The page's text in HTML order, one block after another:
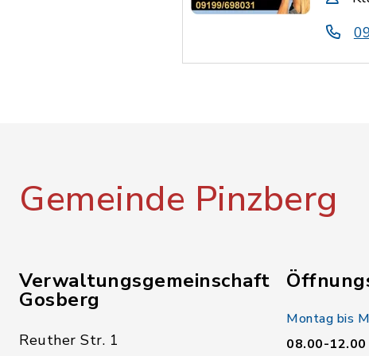
Gemeinde Pinzberg
Verwaltungsgemeinschaft
Gosberg
Reuther Str. 1
Montag bis
08.00-12.00